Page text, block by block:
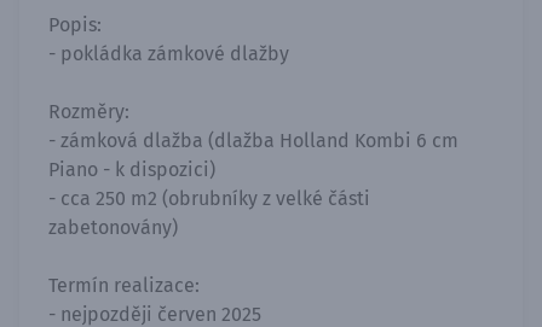
Popis:
- pokládka zámkové dlažby
Rozměry:
- zámková dlažba (dlažba Holland Kombi 6 cm
Piano - k dispozici)
- cca 250 m2 (obrubníky z velké části
zabetonovány)
Termín realizace:
- nejpozději červen 2025